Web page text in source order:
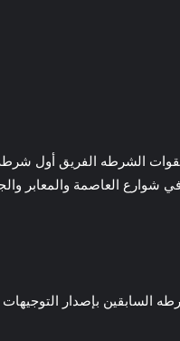
الشرطه الفريق أول
شوارع العاصمة والمعابر
السابقين بإصدار التوجيهات